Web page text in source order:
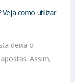
Veja como utilizar
deixa o
Assim,